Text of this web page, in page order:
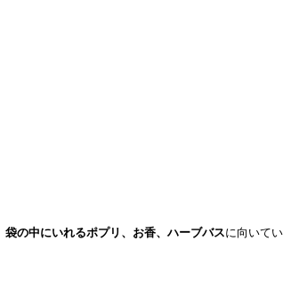
袋の中にいれるポプリ、お香、ハーブバスに向いて